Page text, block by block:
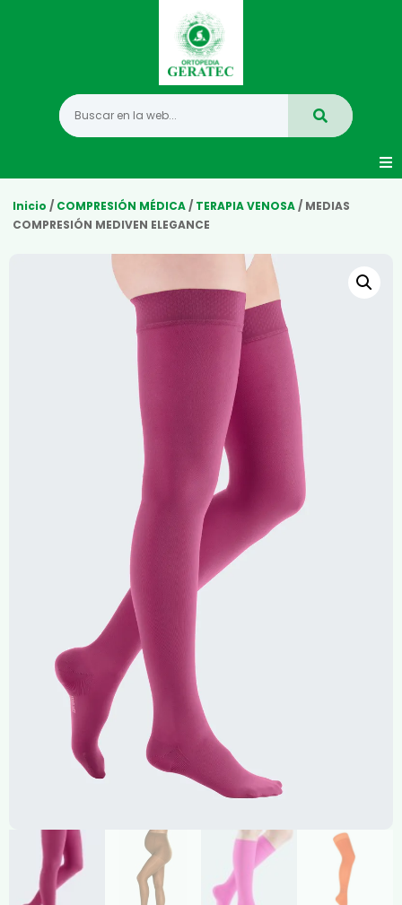
Movilidad
Compresión Médica
Fabricación a Medida
Inicio / COMPRESIÓN MÉDICA/ TERAPIA VENOSA/ MEDIAS
COMPRESIÓN MEDIVEN ELEGANCE